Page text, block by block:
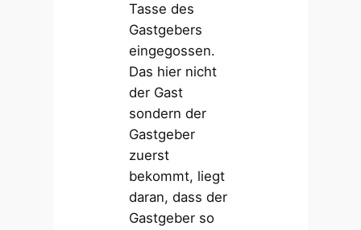
Tasse des
Gastgebers
eingegossen.
Das hier nicht
der Gast
sondern der
Gastgeber
zuerst
bekommt, liegt
daran, dass der
Gastgeber so